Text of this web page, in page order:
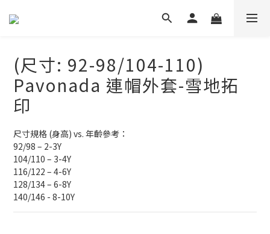
(尺寸: 92-98/104-110)
Pavonada 連帽外套-雪地拓
印
尺寸規格 (身高) vs. 年齡參考：
92/98 – 2-3Y
104/110 – 3-4Y
116/122 – 4-6Y
128/134 – 6-8Y
140/146 - 8-10Y